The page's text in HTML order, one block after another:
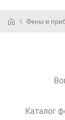
Фены и
Каталог